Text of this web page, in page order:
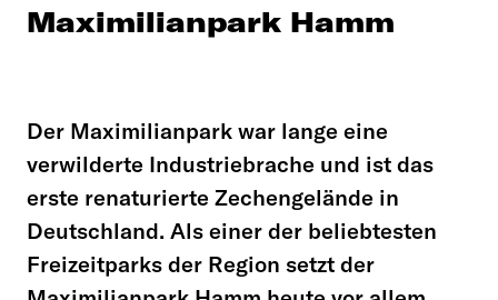
Maximilianpark Hamm
Der Maximilianpark war lange eine
verwilderte Industriebrache und ist das
erste renaturierte Zechengelände in
Deutschland. Als einer der beliebtesten
Freizeitparks der Region setzt der